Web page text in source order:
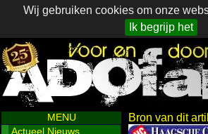
Wij gebruiken cookies om onze
Ik begrijp het
MENU
Actueel Nieuws
Bron van dit